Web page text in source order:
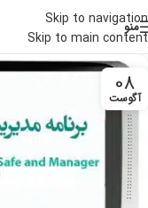
Skip to navigation
Skip to main content
منو
08
آگوست